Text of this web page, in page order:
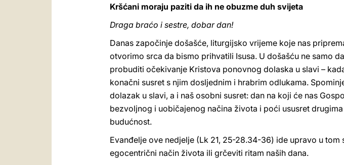
Kršćani moraju paziti da ih ne obuzme duh svijeta
Draga braćo i sestre, dobar dan!
Danas započinje došašće, liturgijsko vrijeme koje nas
otvorimo srca da bismo prihvatili Isusa. U došašću ne samo
probuditi očekivanje Kristova ponovnog dolaska u slavi –
konačni susret s njim dosljednim i hrabrim odlukama.
dolazak u slavi, a i naš osobni susret: dan na koji će nas
bezvoljnog i uobičajenog načina života i poći ususret
budućnost.
Evanđelje ove nedjelje (Lk 21, 25-28.34-36) ide upravo u
egocentrični način života ili grčeviti ritam naših dana.